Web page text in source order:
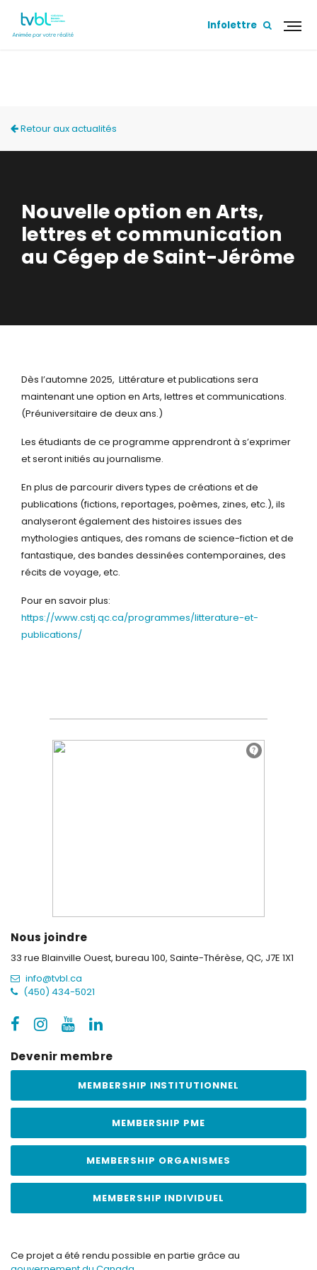
Infolettre
Retour aux actualités
Nouvelle option en Arts,
lettres et communication
au Cégep de Saint-Jérôme
Dès l’automne 2025, Littérature et publications sera
maintenant une option en Arts, lettres et communications.
(Préuniversitaire de deux ans.)
Les étudiants de ce programme apprendront à s’exprimer
et seront initiés au journalisme.
En plus de parcourir divers types de créations et de
publications (fictions, reportages, poèmes, zines, etc.), ils
analyseront également des histoires issues des
mythologies antiques, des romans de science-fiction etde
fantastique, des bandes dessinées contemporaines, des
récits de voyage, etc.
Pour en savoir plus:
https://www.cstj.qc.ca/programmes/litterature-et-
publications/
Nous joindre
33 rue Blainville Ouest, bureau 100, Sainte-Thérèse, QC, J7E 1X1
info@tvbl.ca
(450) 434-5021
Devenir membre
MEMBERSHIP INSTITUTIONNEL
MEMBERSHIP PME
MEMBERSHIP ORGANISMES
MEMBERSHIP INDIVIDUEL
Ce projet a été rendu possible en partie grâce au